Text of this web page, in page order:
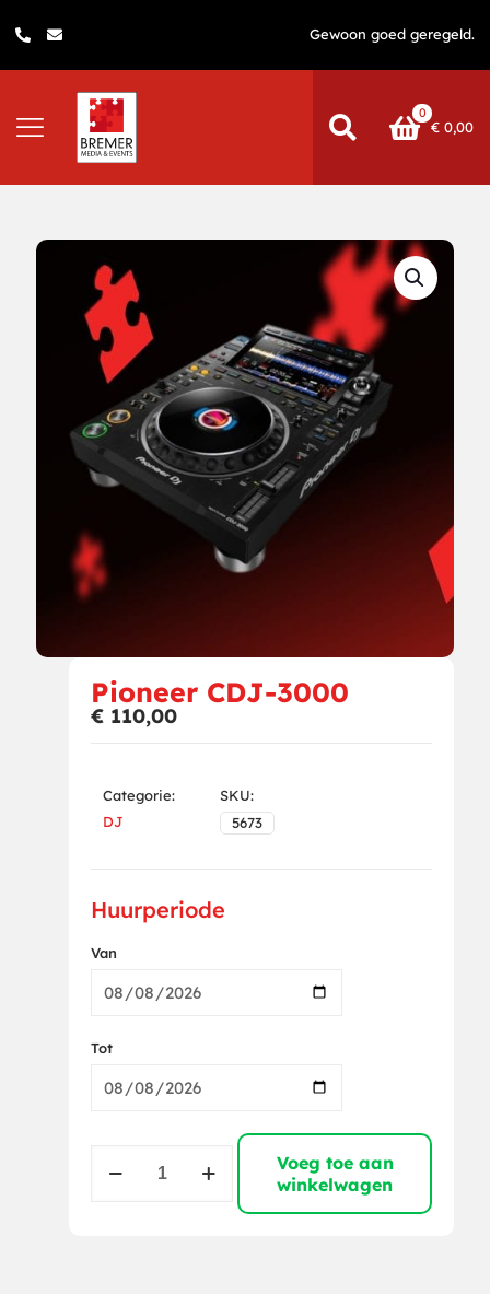
Gewoon goed geregeld.
0
€ 0,00
Pioneer CDJ-3000
€ 110,00
Categorie:
DJ
SKU:
5673
Huurperiode
Van
Tot
CDJ-
Voeg toe aan
winkelwagen